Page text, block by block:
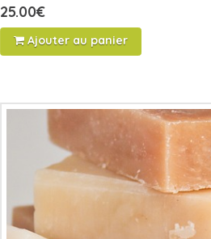
25.00€
Ajouter au panier